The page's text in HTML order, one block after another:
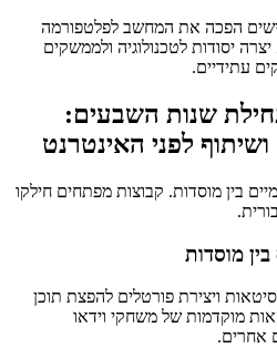
הפכה את המחשב לפלטפורמה
יסודות לטכנולוגיה ולממשקים
עתידיים.
שנות השבעים:
לפני האינטרנט
בין מוסדות. קבוצות מפתחים חילקו
ויצירת פורטלים להפצת תוכן
מוקדמות של משחקי וידאו
אחרים.